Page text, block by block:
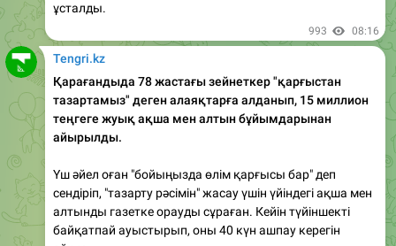
Tengri.kz
Қарағандыда 78 жастағы зейнеткер "қарғыстан
тазартамыз" деген алаяқтарға алданып, 15 миллион
теңгеге жуық ақша мен алтын бұйымдарынан
айырылды.
Үш әйел оған "бойыңызда өлім қарғысы бар" деп
алтынды газетке орауды сұраған. Кейін түйіншекті
байқатпай ауыстырып, оны 40 күн ашпау керегін
айтқан.